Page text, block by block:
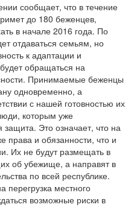
сообщает, что в течение
до 180 беженцев,
в начале 2016 года. По
отдаваться семьям, но
к адаптации и
обращаться на
Принимаемые беженцы
одновременно, а
с нашей готовностью их
которым уже
Это означает, что на
права и обязанности, что и
Их не будут размещать в
об убежище, а направят в
по всей республике.
перегрузка местного
возможные риски в